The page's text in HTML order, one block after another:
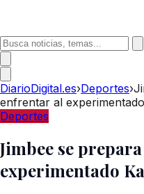
DiarioDigital.es›Deportes›
enfrentar al
Deportes
Jimbee se
experimentado